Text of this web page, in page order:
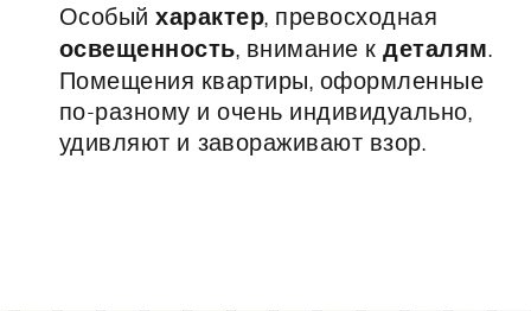
Особыйхарактер, превосходная
освещенность, внимание кдеталям.
Помещения квартиры, оформленные
по-разному и очень индивидуально,
удивляют и завораживают взор.